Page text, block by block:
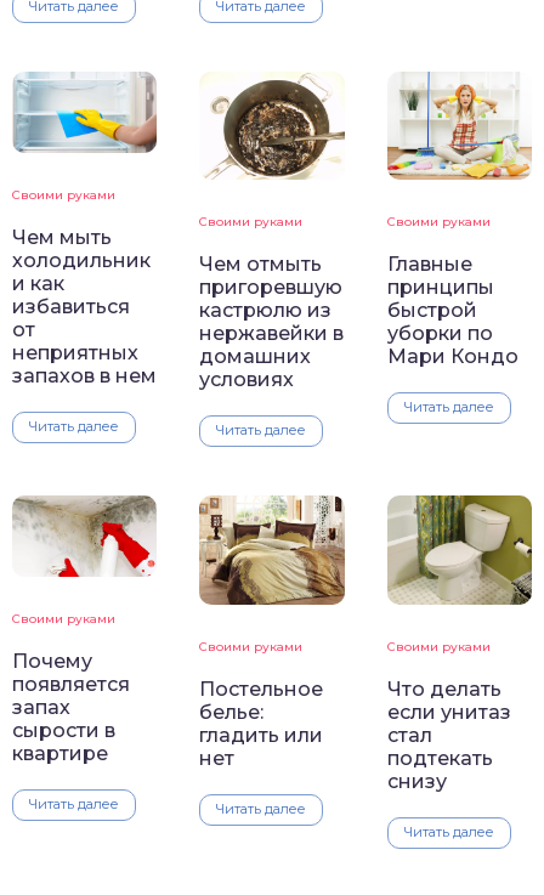
Читать далее Читать далее
Своими руками
Чем мыть
холодильник
и как
избавиться
от
неприятных
запахов в нем
Читать далее
Своими руками
Чем отмыть
пригоревшую
кастрюлю из
нержавейки в
домашних
условиях
Читать далее
Своими руками
Главные
принципы
быстрой
уборки по
Мари Кондо
Читать далее
Своими руками
Почему
появляется
запах
сырости в
квартире
Читать далее
Своими руками
Постельное
белье:
гладить или
нет
Читать далее
Своими руками
Что делать
если унитаз
стал
подтекать
снизу
Читать далее